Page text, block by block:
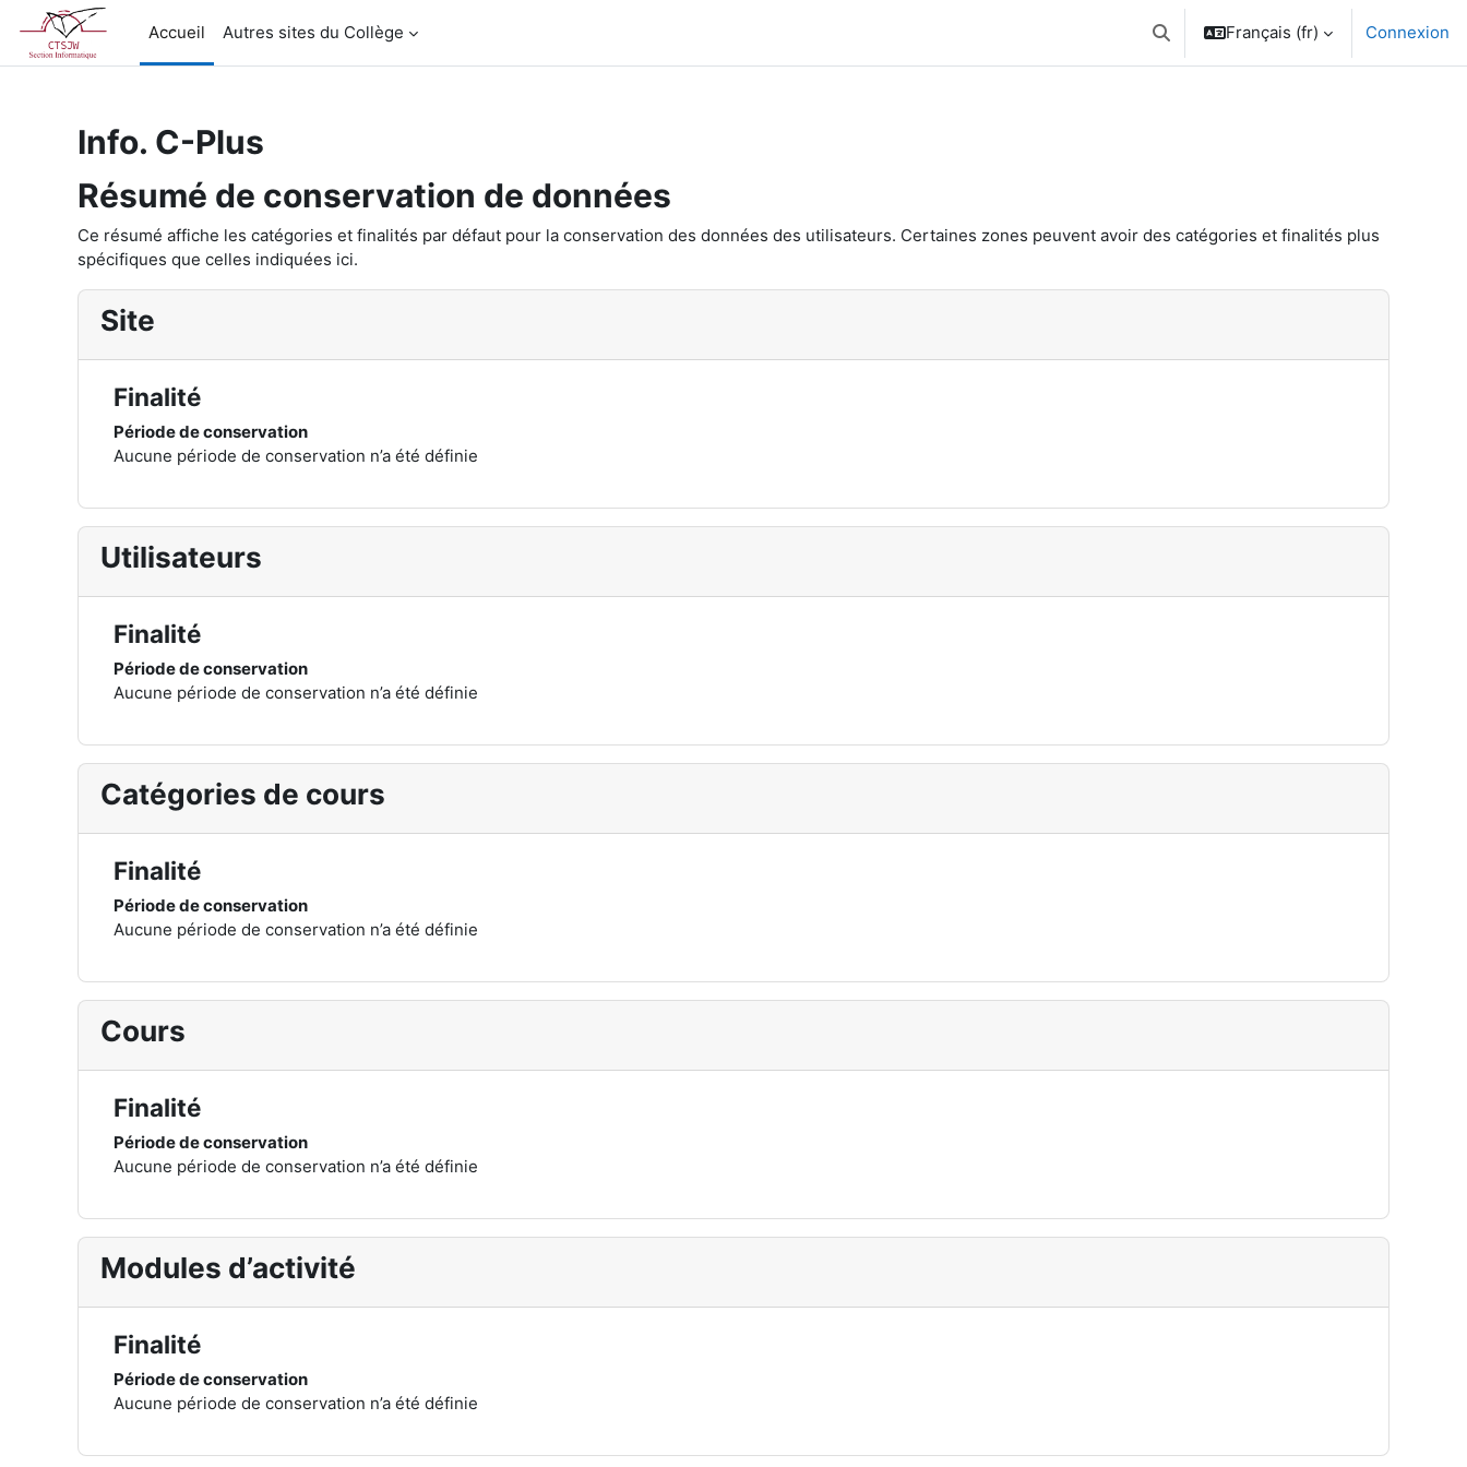
Passer au contenu principal
Accueil
Autres sites du Collège Activer/désactiver la saisie de recherche
Français ‎(fr)‎ Connexion
Info. C-Plus
Résumé de conservation de données
Ce résumé affiche les catégories et finalités par défaut pour la conservation des données des utilisateurs. Certaines zones peuvent avoir des catégories et finalités plus
spécifiques que celles indiquées ici.
Site
Finalité
Période de conservation
Aucune période de conservation n’a été définie
Utilisateurs
Finalité
Période de conservation
Aucune période de conservation n’a été définie
Catégories de cours
Finalité
Période de conservation
Aucune période de conservation n’a été définie
Cours
Finalité
Période de conservation
Aucune période de conservation n’a été définie
Modules d’activité
Finalité
Période de conservation
Aucune période de conservation n’a été définie